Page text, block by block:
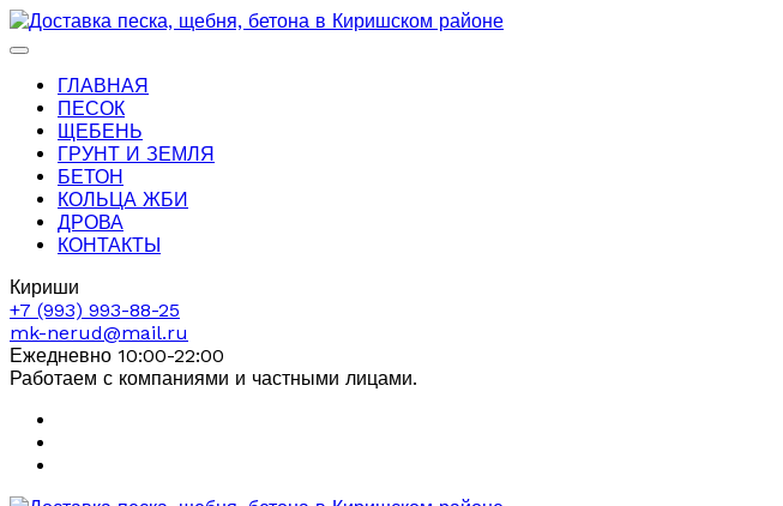
ГЛАВНАЯ
ПЕСОК
ЩЕБЕНЬ
ГРУНТ И ЗЕМЛЯ
БЕТОН
КОЛЬЦА ЖБИ
ДРОВА
КОНТАКТЫ
Кириши
+7 (993) 993-88-25
mk-nerud@mail.ru
Ежедневно 10:00-22:00
Работаем с компаниями и частными лицами.